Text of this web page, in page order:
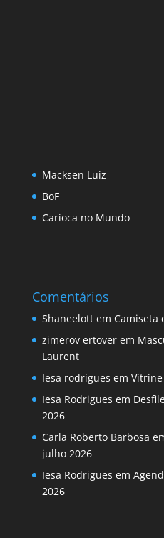
Macksen Luiz
BoF
Carioca no Mundo
Comentários
Shaneelottem Camiseta
zimerov ertoverem
Laurent
Iesa rodrigues em
Iesa Rodrigues em
2026
Carla Roberto Barbosa
julho 2026
Iesa Rodrigues em
2026